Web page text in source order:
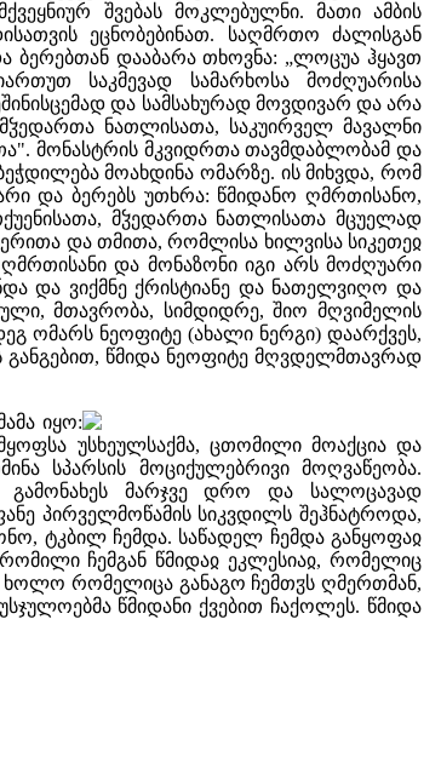
შვებას მოკლებულნი. მათი ამბის
ეცნობებინათ. საღმრთო ძალისგან
ბერებთან დააბარა თხოვნა: „ლოცუა ჰყავთ
საკმევად სამარხოსა მოძღუარისა
და სამსახურად მოვდივარ და არა
ნათლისათა, საკუირველ მავალნი
მონასტრის მკვიდრთა თავმდაბლობამ და
მოახდინა ომარზე. ის მიხვდა, რომ
და ბერებს უთხრა: წმიდანო ღმრთისანო,
მჴედართა ნათლისათა მცუელად
და თმითა, რომლისა ხილვისა სიკეთეჲ
და მონაზონი იგი არს მოძღუარი
და ვიქმნე ქრისტიანე და ნათელვიღო და
მთავრობა, სიმდიდრე, შიო მღვიმელის
ომარს ნეოფიტე (ახალი ნერგი) დაარქვეს,
წმიდა ნეოფიტე მღვდელმთავრად
იყო:
უსხეულსაქმა, ცთომილი მოაქცია და
სპარსის მოციქულებრივი მოღვაწეობა.
გამონახეს მარჯვე დრო და სალოცავად
პირველმოწამის სიკვდილს შეჰნატროდა,
ტკბილ ჩემდა. საწადელ ჩემდა განყოფაჲ
ჩემგან წმიდაჲ ეკლესიაჲ, რომელიც
ხოლო რომელიცა განაგო ჩემთჳს ღმერთმან,
წმიდანი ქვებით ჩაქოლეს. წმიდა